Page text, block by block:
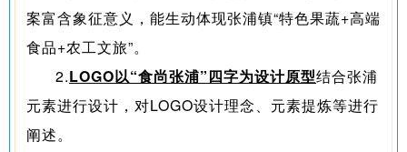
案富含象征意义，能生动体现张浦镇“特色果蔬+高端
食品+农工文旅”。
2.LOGO以“食尚张浦”四字为设计原型结合张浦
元素进行设计，对LOGO设计理念、元素提炼等进行
阐述。